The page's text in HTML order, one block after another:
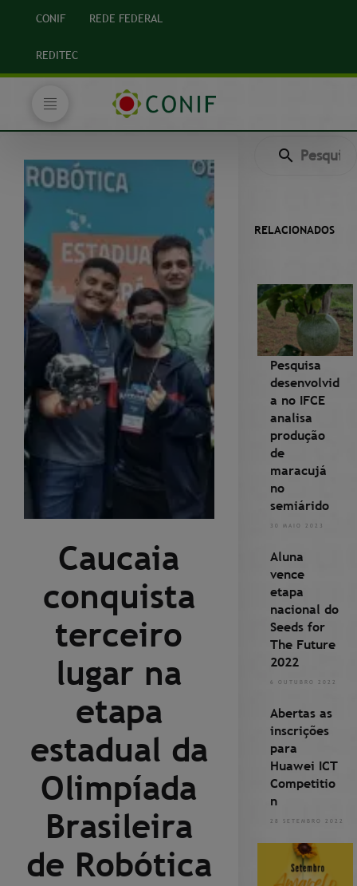
CONIF REDE FEDERAL
REDITEC
Caucaia
conquista
terceiro
lugar na
etapa
estadual da
Olimpíada
Brasileira
de Robótica
RELACIONADOS
Pesquisa
desenvolvid
a no IFCE
analisa
produção
de
maracujá
no
semiárido
30 MAIO 2023
Aluna
vence
etapa
nacional do
Seeds for
The Future
2022
6 OUTUBRO 2022
Abertas as
inscrições
para
Huawei ICT
Competitio
n
28 SETEMBRO 2022